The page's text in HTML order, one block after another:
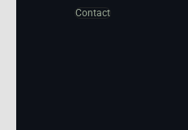
Contact